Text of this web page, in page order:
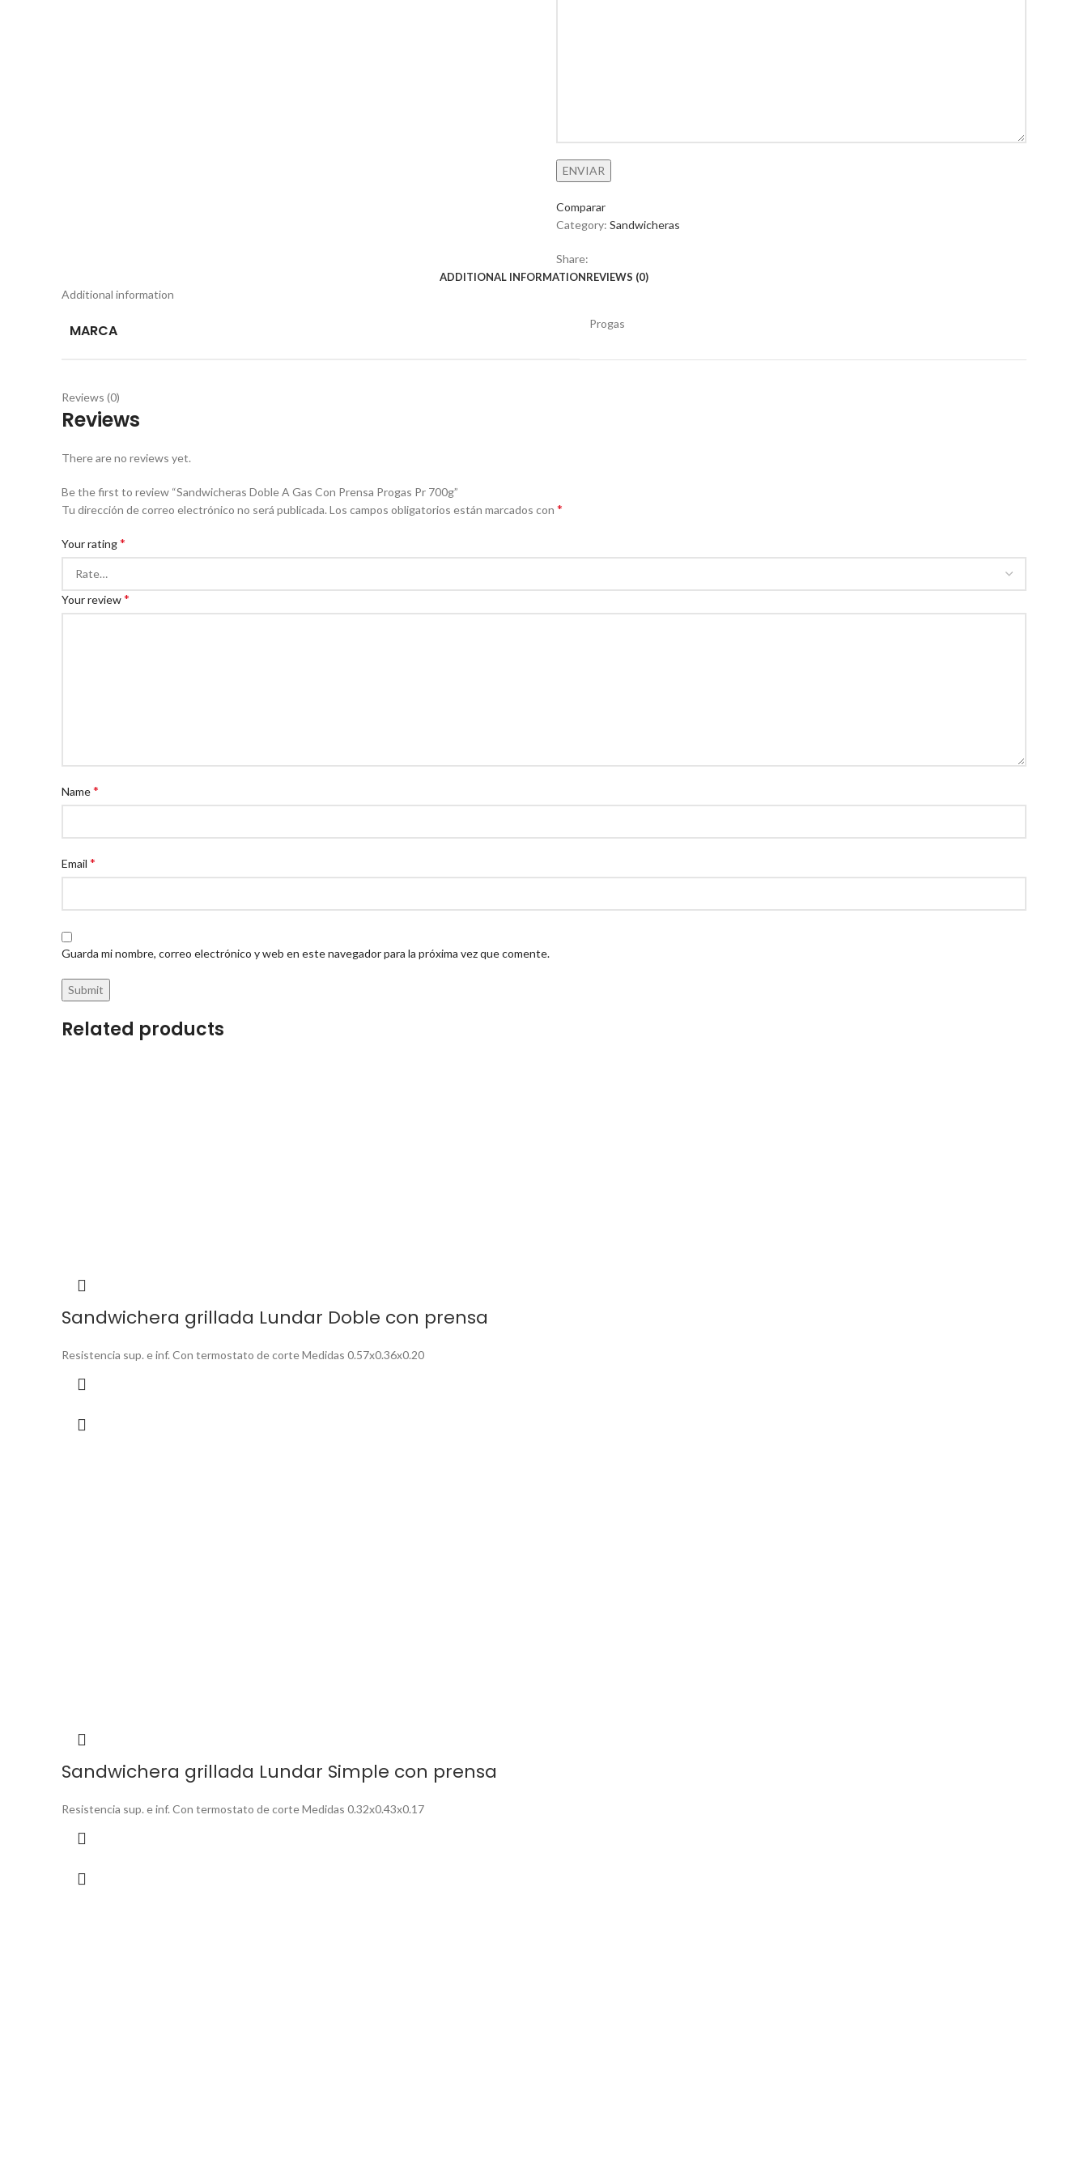
Comparar
Category: Sandwicheras
Share:
ADDITIONAL INFORMATIONREVIEWS (0)
Additional information
MARCA Progas
Reviews (0)
Reviews
There are no reviews yet.
Be the first to review “Sandwicheras Doble A Gas Con Prensa Progas Pr 700g”
Tu dirección de correo electrónico no será publicada. Los campos obligatorios están marcados con *
Your rating*
Your review*
Name*
Email *
Guarda mi nombre, correo electrónico y web en este navegador para la próxima vez que comente.
Related products
Sandwichera grillada Lundar Doble con prensa
Resistencia sup. e inf. Con termostato de corte Medidas 0.57x0.36x0.20
Sandwichera grillada Lundar Simple con prensa
Resistencia sup. e inf. Con termostato de corte Medidas 0.32x0.43x0.17